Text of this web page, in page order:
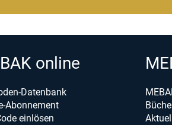
online
Datenbank
Abonnement
einlösen